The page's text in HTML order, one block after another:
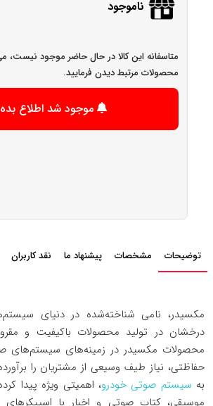
ناموجود
متاسفانه این کالا در حال حاضر موجود نیست،
محصولات مرتبط دیدن فرمایید.
موجود شد اطلاع بده
توضیحات مشخصات پیشنهاد ما نقد کاربران
مکسیدر، نامی شناخته‌شده در دنیای
درخشان در تولید محصولات باکیفیت و
محصولات مکسیدر در زمینه‌های سیستم‌های
حفاظتی، نیاز طیف وسیعی از مشتریان را
بهسیستم صوتی خودرو، اهمیتی ویژه پیدا
موسیقی، کتاب صوتی و اخبار با اسپیکرهای